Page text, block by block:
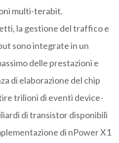
multi-terabit.
la gestione del traffico e
sono integrate in un
delle prestazioni e
di elaborazione del chip
trilioni di eventi device-
di transistor disponibili
di nPower X1